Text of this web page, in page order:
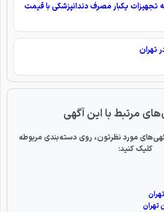
یکبار مصرف دندانپزشکی با قیمت
تهران
مرتبط با این آگهی
مورد نظرتون، روی دسته‌بندی مربوطه
کلیک کنید:
تهران